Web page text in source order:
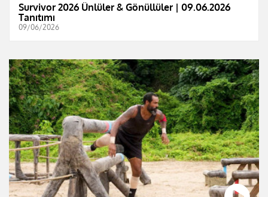
Survivor 2026 Ünlüler & Gönüllüler | 09.06.2026
Tanıtımı
09/06/2026